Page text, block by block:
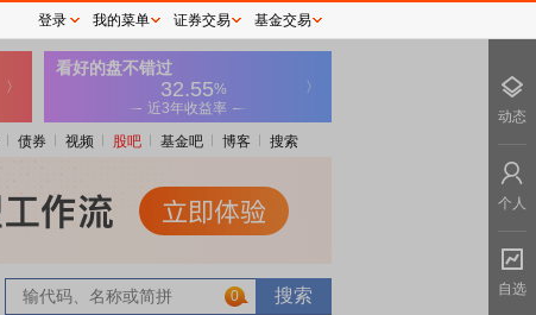
债券 视频 股吧 基金吧 博客 搜索
0
登录 我的菜单 证券交易 基金交易
动态
个人
自选